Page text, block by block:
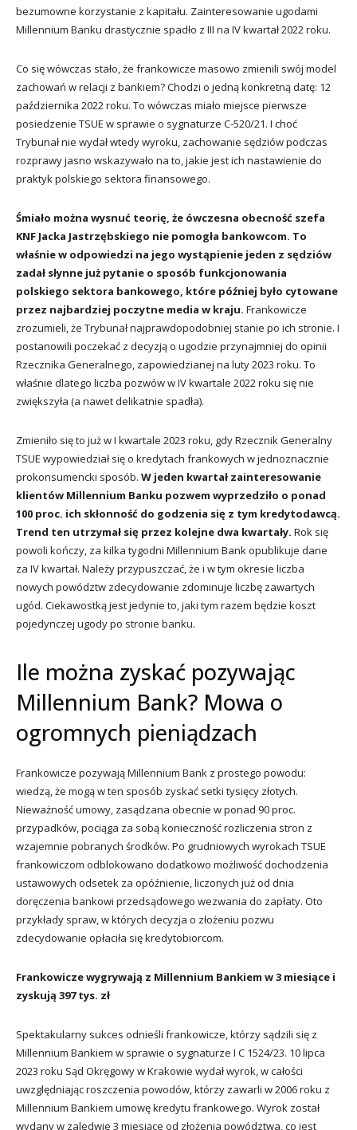
bezumowne korzystanie z kapitału. Zainteresowanie ugodami
Millennium Banku drastycznie spadło z III na IV kwartał 2022 roku.
Co się wówczas stało, że frankowicze masowo zmienili swój model
zachowań w relacji z bankiem? Chodzi o jedną konkretną datę: 12
października 2022 roku. To wówczas miało miejsce pierwsze
posiedzenie TSUE w sprawie o sygnaturze C-520/21. I choć
Trybunał nie wydał wtedy wyroku, zachowanie sędziów podczas
rozprawy jasno wskazywało na to, jakie jest ich nastawienie do
praktyk polskiego sektora finansowego.
Śmiało można wysnuć teorię, że ówczesna obecność szefa
KNF Jacka Jastrzębskiego nie pomogła bankowcom. To
właśnie w odpowiedzi na jego wystąpienie jeden z sędziów
zadał słynne już pytanie o sposób funkcjonowania
polskiego sektora bankowego, które później było cytowane
przez najbardziej poczytne media w kraju. Frankowicze
zrozumieli, że Trybunał najprawdopodobniej stanie po ich stronie. I
postanowili poczekać z decyzją o ugodzie przynajmniej do opinii
Rzecznika Generalnego, zapowiedzianej na luty 2023 roku. To
właśnie dlatego liczba pozwów w IV kwartale 2022 roku się nie
zwiększyła (a nawet delikatnie spadła).
Zmieniło się to już w I kwartale 2023 roku, gdy Rzecznik Generalny
TSUE wypowiedział się o kredytach frankowych w jednoznacznie
prokonsumencki sposób. W jeden kwartał zainteresowanie
klientów Millennium Banku pozwem wyprzedziło o ponad
100 proc. ich skłonność do godzenia się z tym kredytodawcą.
Trend ten utrzymał się przez kolejne dwa kwartały. Rok się
powoli kończy, za kilka tygodni Millennium Bank opublikuje dane
za IV kwartał. Należy przypuszczać, że i w tym okresie liczba
nowych powództw zdecydowanie zdominuje liczbę zawartych
ugód. Ciekawostką jest jedynie to, jaki tym razem będzie koszt
pojedynczej ugody po stronie banku.
Ile można zyskać pozywając
Millennium Bank? Mowa o
ogromnych pieniądzach
Frankowicze pozywają Millennium Bank z prostego powodu:
wiedzą, że mogą w ten sposób zyskać setki tysięcy złotych.
Nieważność umowy, zasądzana obecnie w ponad 90 proc.
przypadków, pociąga za sobą konieczność rozliczenia stron z
wzajemnie pobranych środków. Po grudniowych wyrokach TSUE
frankowiczom odblokowano dodatkowo możliwość dochodzenia
ustawowych odsetek za opóźnienie, liczonych już od dnia
doręczenia bankowi przedsądowego wezwania do zapłaty. Oto
przykłady spraw, w których decyzja o złożeniu pozwu
zdecydowanie opłaciła się kredytobiorcom.
Frankowicze wygrywają z Millennium Bankiem w 3 miesiące i
zyskują 397 tys. zł
Spektakularny sukces odnieśli frankowicze, którzy sądzili się z
Millennium Bankiem w sprawie o sygnaturze I C 1524/23. 10 lipca
2023 roku Sąd Okręgowy w Krakowie wydał wyrok, w całości
uwzględniając roszczenia powodów, którzy zawarli w 2006 roku z
Millennium Bankiem umowę kredytu frankowego. Wyrok został
wydany w zaledwie 3 miesiące od złożenia powództwa, co jest